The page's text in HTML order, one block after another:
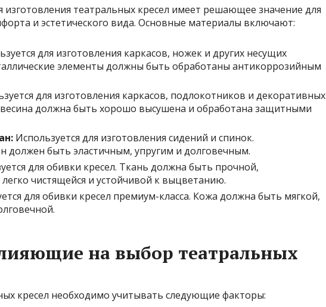
театральных кресел имеет решающее значение для
и эстетического вида. Основные материалы включают:
для изготовления каркасов, ножек и других несущих
элементы должны быть обработаны антикоррозийным
для изготовления каркасов, подлокотников и декоративных
должна быть хорошо высушена и обработана защитными
Используется для изготовления сидений и спинок.
должен быть эластичным, упругим и долговечным.
для обивки кресел. Ткань должна быть прочной,
легко чистящейся и устойчивой к выцветанию.
для обивки кресел премиум-класса. Кожа должна быть мягкой,
на выбор театральных
кресел необходимо учитывать следующие факторы: